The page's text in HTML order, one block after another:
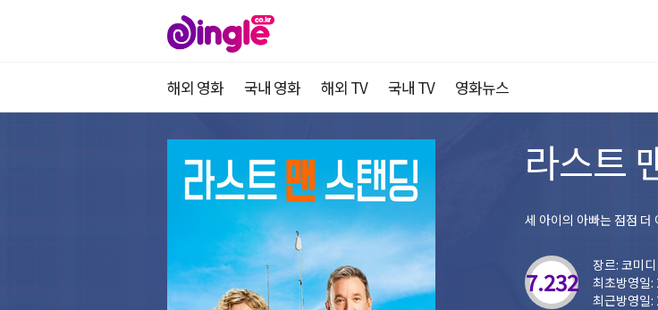
해외 영화 국내 영화 해외 TV 국내 TV 영화뉴스
라스트
세 아이의 아빠는 점점 더
7.232
장르: 코미디
최초방영
최근방영